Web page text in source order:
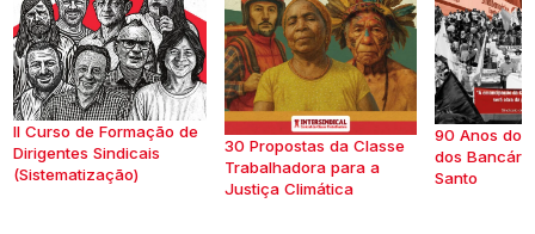
II Curso de Formação de
Dirigentes Sindicais
(Sistematização)
30 Propostas da Classe
Trabalhadora para a
Justiça Climática
90 Anos do
dos
Santo